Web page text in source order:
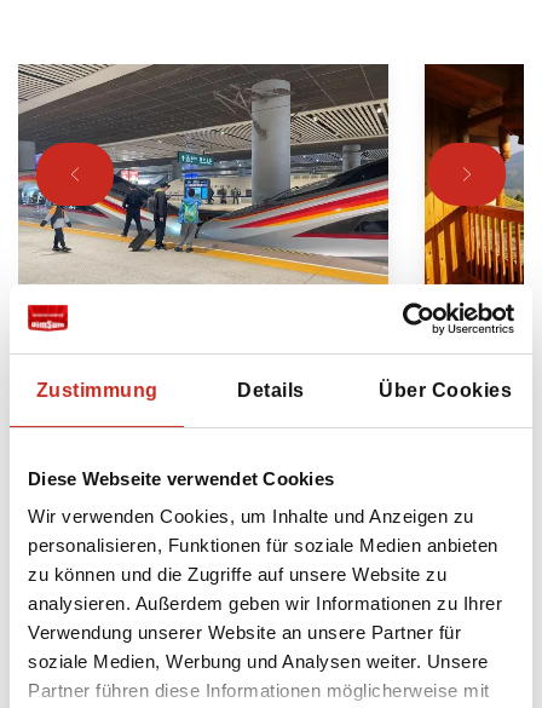
Zustimmung Details Über Cookies
Diese Webseite verwendet Cookies
Wir verwenden Cookies, um Inhalte und Anzeigen zu
personalisieren, Funktionen für soziale Medien anbieten
zu können und die Zugriffe auf unsere Website zu
analysieren. Außerdem geben wir Informationen zu Ihrer
Verwendung unserer Website an unsere Partner für
soziale Medien, Werbung und Analysen weiter. Unsere
Partner führen diese Informationen möglicherweise mit
China Städtereise mit dem
Hochgeschwindigkeitszug
Entdecken Sie Chinas berühmte
Städte: mit dem Zug von
14 Tage
ab 1795 € pro Person
China
ab
Sehen Sie sich alle China Rundreisen